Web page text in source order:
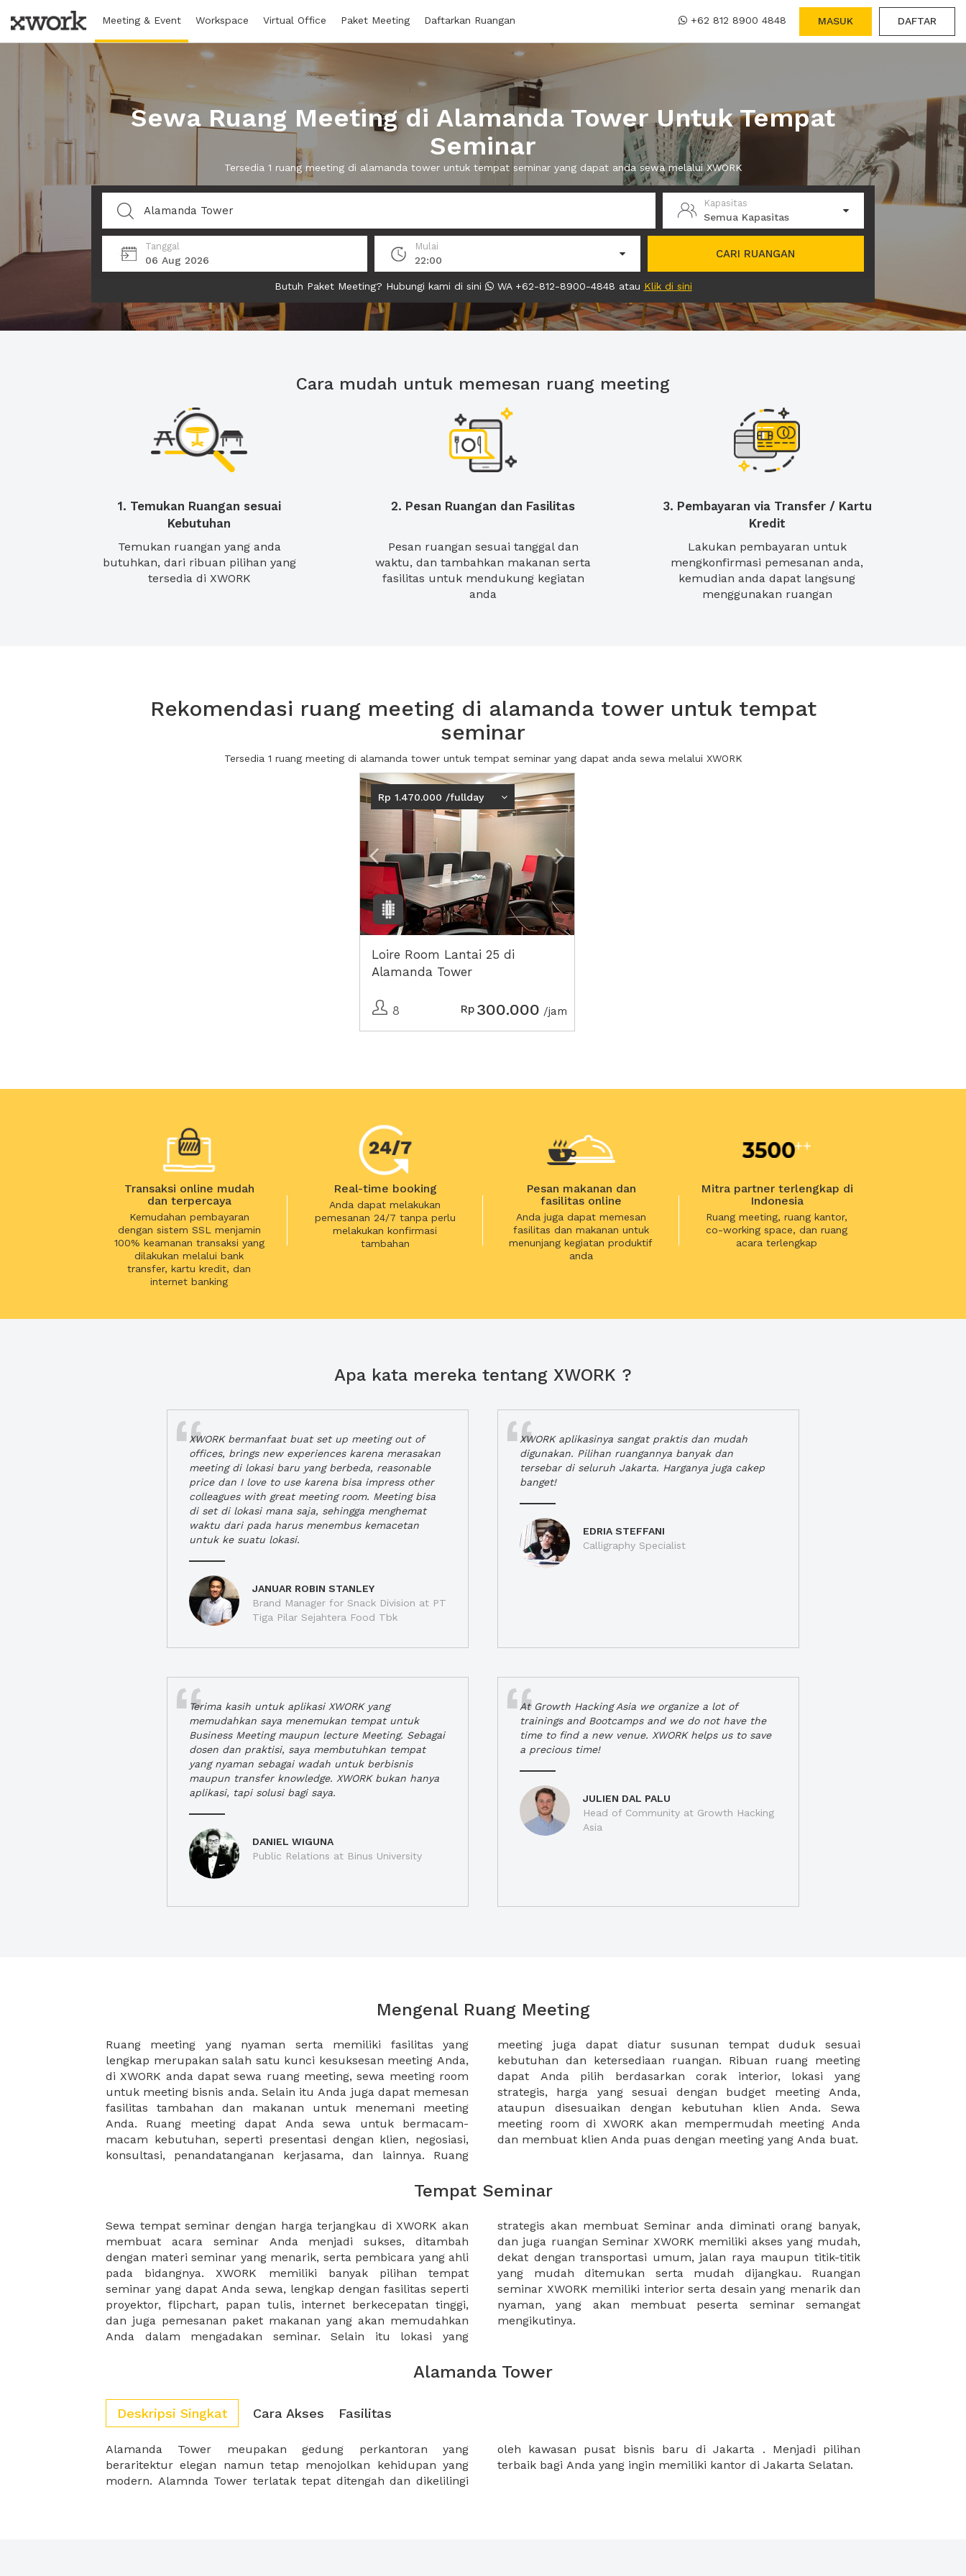
Meeting & Event Workspace Virtual Office Paket Meeting Daftarkan Ruangan +62 812 8900 4848 MASUK DAFTAR
Sewa Ruang Meeting di Alamanda Tower Untuk Tempat
Seminar
Tersedia 1 ruang meeting di alamanda tower untuk tempat seminar yang dapat anda sewa melalui XWORK
Kapasitas
Semua Kapasitas
Tanggal
06 Aug 2026
Mulai
22:00
CARI RUANGAN
Butuh Paket Meeting? Hubungi kami di sini WA +62-812-8900-4848 atau Klik di sini
Cara mudah untuk memesan ruang meeting
1. Temukan Ruangan sesuai
Kebutuhan
Temukan ruangan yang anda
butuhkan, dari ribuan pilihan yang
tersedia di XWORK
2. Pesan Ruangan dan Fasilitas
Pesan ruangan sesuai tanggal dan
waktu, dan tambahkan makanan serta
fasilitas untuk mendukung kegiatan
anda
3. Pembayaran via Transfer / Kartu
Kredit
Lakukan pembayaran untuk
mengkonfirmasi pemesanan anda,
kemudian anda dapat langsung
menggunakan ruangan
Rekomendasi ruang meeting di alamanda tower untuk tempat
seminar
Tersedia 1 ruang meeting di alamanda tower untuk tempat seminar yang dapat anda sewa melalui XWORK
Previous Next2
Rp 1.470.000 /fullday
Loire Room Lantai 25 di
Alamanda Tower
8 Rp 300.000 /jam
Transaksi online mudah
dan terpercaya
Kemudahan pembayaran
dengan sistem SSL menjamin
100% keamanan transaksi yang
dilakukan melalui bank
transfer, kartu kredit, dan
internet banking
Real-time booking
Anda dapat melakukan
pemesanan 24/7 tanpa perlu
melakukan konfirmasi
tambahan
Pesan makanan dan
fasilitas online
Anda juga dapat memesan
fasilitas dan makanan untuk
menunjang kegiatan produktif
anda
Mitra partner terlengkap di
Indonesia
Ruang meeting, ruang kantor,
co-working space, dan ruang
acara terlengkap
Apa kata mereka tentang XWORK ?
XWORK bermanfaat buat set up meeting out of
offices, brings new experiences karena merasakan
meeting di lokasi baru yang berbeda, reasonable
price dan I love to use karena bisa impress other
colleagues with great meeting room. Meeting bisa
di set di lokasi mana saja, sehingga menghemat
waktu dari pada harus menembus kemacetan
untuk ke suatu lokasi.
JANUAR ROBIN STANLEY
Brand Manager for Snack Division at PT
Tiga Pilar Sejahtera Food Tbk
XWORK aplikasinya sangat praktis dan mudah
digunakan. Pilihan ruangannya banyak dan
tersebar di seluruh Jakarta. Harganya juga cakep
banget!
EDRIA STEFFANI
Calligraphy Specialist
Terima kasih untuk aplikasi XWORK yang
memudahkan saya menemukan tempat untuk
Business Meeting maupun lecture Meeting. Sebagai
dosen dan praktisi, saya membutuhkan tempat
yang nyaman sebagai wadah untuk berbisnis
maupun transfer knowledge. XWORK bukan hanya
aplikasi, tapi solusi bagi saya.
DANIEL WIGUNA
Public Relations at Binus University
At Growth Hacking Asia we organize a lot of
trainings and Bootcamps and we do not have the
time to find a new venue. XWORK helps us to save
a precious time!
JULIEN DAL PALU
Head of Community at Growth Hacking
Asia
Mengenal Ruang Meeting
Ruang meeting yang nyaman serta memiliki fasilitas yang
lengkap merupakan salah satu kunci kesuksesan meeting Anda,
di XWORK anda dapat sewa ruang meeting, sewa meeting room
untuk meeting bisnis anda. Selain itu Anda juga dapat memesan
fasilitas tambahan dan makanan untuk menemani meeting
Anda. Ruang meeting dapat Anda sewa untuk bermacam-
macam kebutuhan, seperti presentasi dengan klien, negosiasi,
konsultasi, penandatanganan kerjasama, dan lainnya. Ruang
meeting juga dapat diatur susunan tempat duduk sesuai
kebutuhan dan ketersediaan ruangan. Ribuan ruang meeting
dapat Anda pilih berdasarkan corak interior, lokasi yang
strategis, harga yang sesuai dengan budget meeting Anda,
ataupun disesuaikan dengan kebutuhan klien Anda. Sewa
meeting room di XWORK akan mempermudah meeting Anda
dan membuat klien Anda puas dengan meeting yang Anda buat.
Tempat Seminar
Sewa tempat seminar dengan harga terjangkau di XWORK akan
membuat acara seminar Anda menjadi sukses, ditambah
dengan materi seminar yang menarik, serta pembicara yang ahli
pada bidangnya. XWORK memiliki banyak pilihan tempat
seminar yang dapat Anda sewa, lengkap dengan fasilitas seperti
proyektor, flipchart, papan tulis, internet berkecepatan tinggi,
dan juga pemesanan paket makanan yang akan memudahkan
Anda dalam mengadakan seminar. Selain itu lokasi yang
strategis akan membuat Seminar anda diminati orang banyak,
dan juga ruangan Seminar XWORK memiliki akses yang mudah,
dekat dengan transportasi umum, jalan raya maupun titik-titik
yang mudah ditemukan serta mudah dijangkau. Ruangan
seminar XWORK memiliki interior serta desain yang menarik dan
nyaman, yang akan membuat peserta seminar semangat
mengikutinya.
Alamanda Tower
Deskripsi Singkat Cara Akses Fasilitas
Alamanda Tower meupakan gedung perkantoran yang
beraritektur elegan namun tetap menojolkan kehidupan yang
modern. Alamnda Tower terlatak tepat ditengah dan dikelilingi
oleh kawasan pusat bisnis baru di Jakarta . Menjadi pilihan
terbaik bagi Anda yang ingin memiliki kantor di Jakarta Selatan.